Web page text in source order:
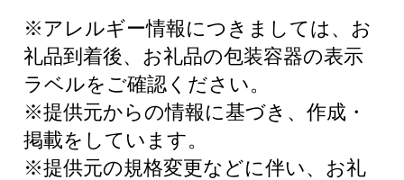
※アレルギー情報につきましては、お
礼品到着後、お礼品の包装容器の表示
ラベルをご確認ください。
※提供元からの情報に基づき、作成・
掲載をしています。
※提供元の規格変更などに伴い、お礼